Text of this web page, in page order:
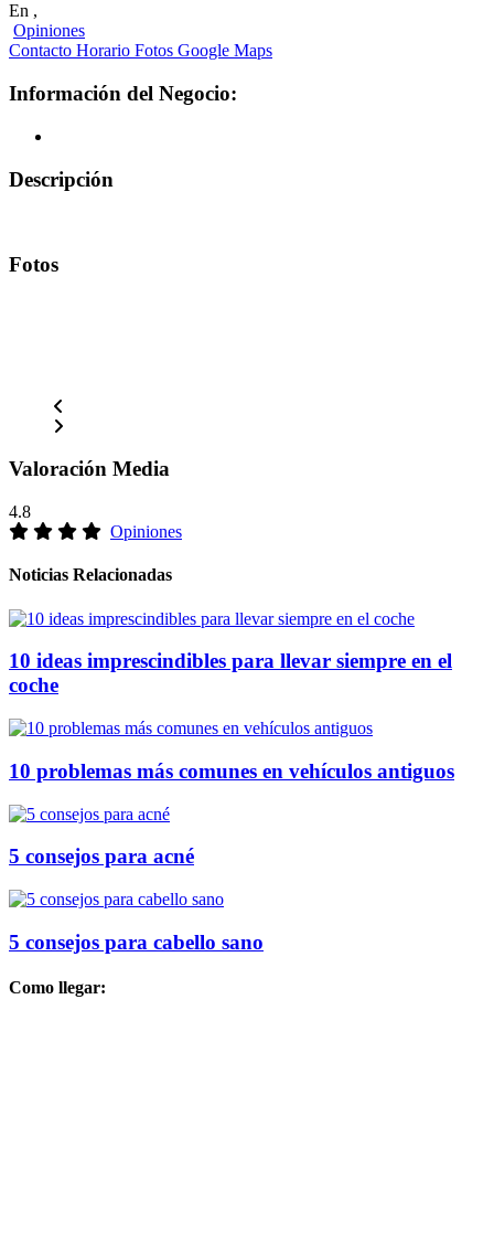
En ,
Opiniones
Contacto Horario Fotos Google Maps
Información del Negocio:
Descripción
Fotos
Valoración Media
4.8
Opiniones
Noticias Relacionadas
10 ideas imprescindibles para llevar siempre en el
coche
10 problemas más comunes en vehículos antiguos
5 consejos para acné
5 consejos para cabello sano
Como llegar: